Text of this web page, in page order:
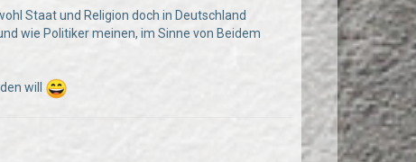
Staat und Religion doch in Deutschland
wie Politiker meinen, im Sinne von Beidem
will